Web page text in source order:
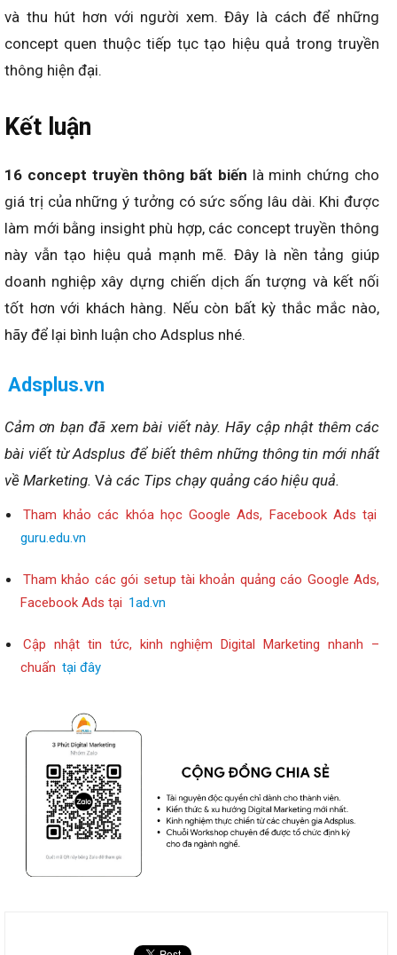
và thu hút hơn với người xem. Đây là cách để những
concept quen thuộc tiếp tục tạo hiệu quả trong truyền
thông hiện đại.
Kết luận
16 concept truyền thông bất biến là minh chứng cho
giá trị của những ý tưởng có sức sống lâu dài. Khi được
làm mới bằng insight phù hợp, các concept truyền thông
này vẫn tạo hiệu quả mạnh mẽ. Đây là nền tảng giúp
doanh nghiệp xây dựng chiến dịch ấn tượng và kết nối
tốt hơn với khách hàng. Nếu còn bất kỳ thắc mắc nào,
hãy để lại bình luận cho Adsplus nhé.
Adsplus.vn
Cảm ơn bạn đã xem bài viết này. Hãy cập nhật thêm các
bài viết từ Adsplus để biết thêm những thông tin mới nhất
về Marketing. Và các Tips chạy quảng cáo hiệu quả.
Tham khảo các khóa học Google Ads, Facebook Ads tại
guru.edu.vn
Tham khảo các gói setup tài khoản quảng cáo Google Ads,
Facebook Ads tại 1ad.vn
Cập nhật tin tức, kinh nghiệm Digital Marketing nhanh –
chuẩn tại đây